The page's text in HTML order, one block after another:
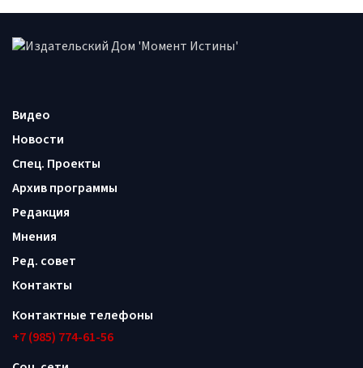
Видео
Новости
Спец. Проекты
Архив программы
Редакция
Мнения
Ред. совет
Контакты
Контактные телефоны
+7 (985) 774-61-56